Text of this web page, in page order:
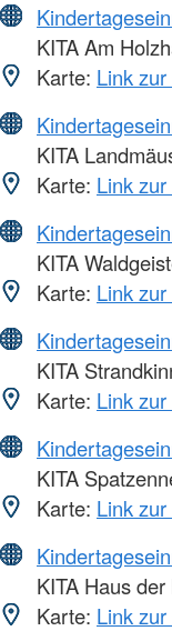
KITA Am
Karte: Link
KITA
Karte: Link
KITA
Karte: Link
KITA
Karte: Link
KITA
Karte: Link
KITA Haus
Karte: Link